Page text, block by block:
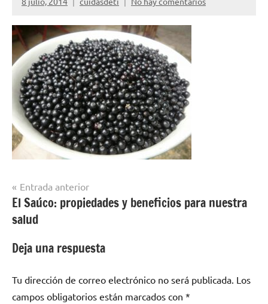
Navegación
de
entradas
Entrada anterior
El Saúco: propiedades y beneficios para nuestra
salud
Deja una respuesta
Tu dirección de correo electrónico no será publicada. Los
campos obligatorios están marcados con *